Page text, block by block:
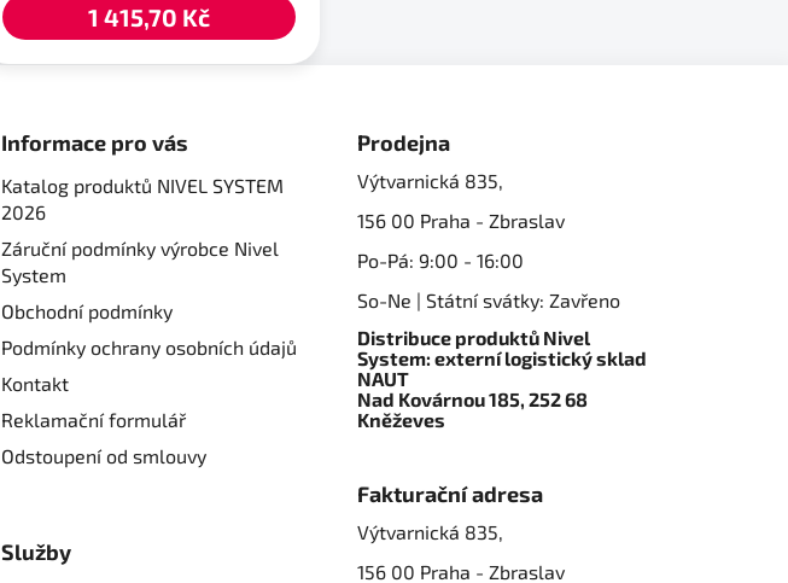
1 415,70 Kč
Informace pro vás
Katalog produktů NIVEL SYSTEM
2026
Záruční podmínky výrobce Nivel
System
Obchodní podmínky
Podmínky ochrany osobních údajů
Kontakt
Reklamační formulář
Odstoupení od smlouvy
Služby
Prodejna
Výtvarnická 835,
156 00 Praha - Zbraslav
Po-Pá: 9:00 - 16:00
So-Ne | Státní svátky: Zavřeno
Distribuce produktů Nivel
System: externí logistický sklad
NAUT
Nad Kovárnou 185, 252 68
Kněževes
Fakturační adresa
Výtvarnická 835,
156 00 Praha - Zbraslav